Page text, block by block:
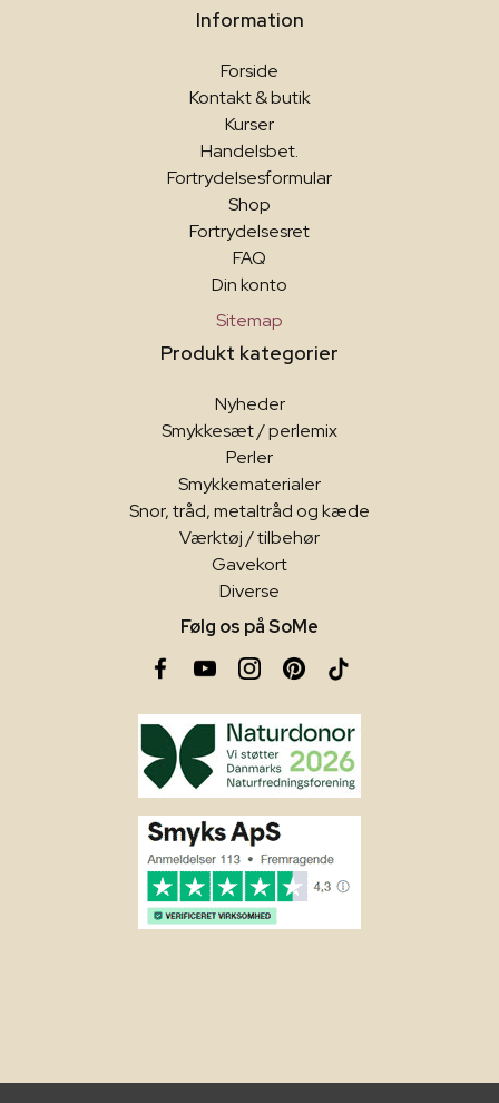
Information
Forside
Kontakt & butik
Kurser
Handelsbet.
Fortrydelsesformular
Shop
Fortrydelsesret
FAQ
Din konto
Sitemap
Produkt kategorier
Nyheder
Smykkesæt / perlemix
Perler
Smykkematerialer
Snor, tråd, metaltråd og kæde
Værktøj / tilbehør
Gavekort
Diverse
Følg os på SoMe